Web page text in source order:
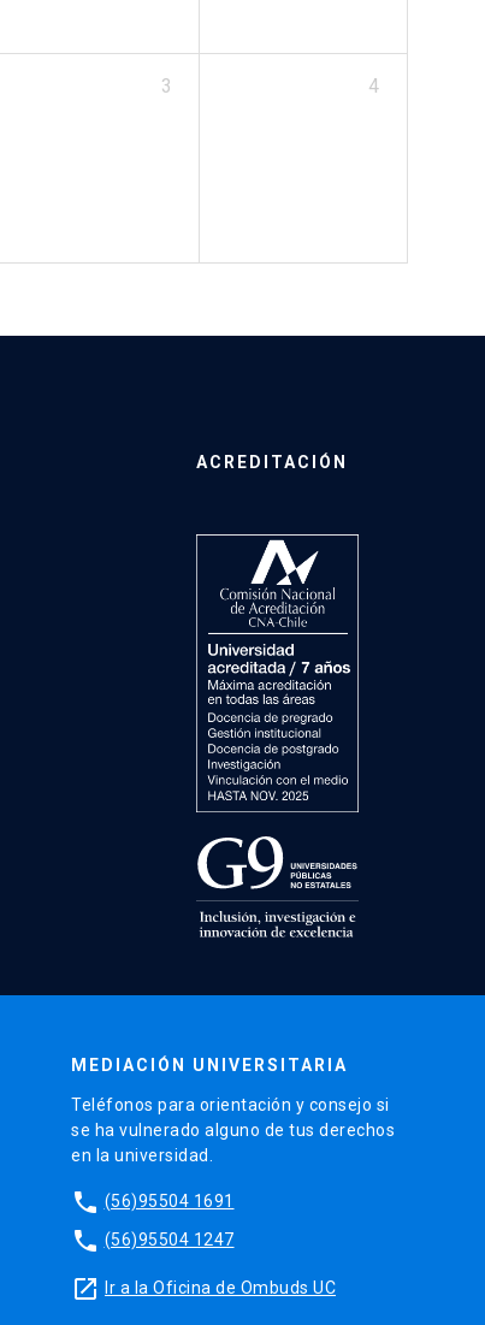
3 4
ACREDITACIÓN
MEDIACIÓN UNIVERSITARIA
Teléfonos para orientación y consejo si
se ha vulnerado alguno de tus derechos
en la universidad.
phone (56)95504 1691
phone (56)95504 1247
launch Ir a la Oficina de Ombuds UC